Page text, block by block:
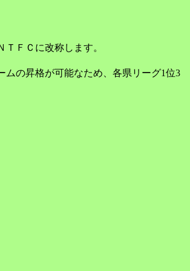
ＦＣに改称します。
の昇格が可能なため、各県リーグ1位3